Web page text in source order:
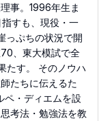
事。1996年生ま
すも、現役・一
っぷちの状況で開
、東大模試で全
たす。 そのノウハ
たちに伝えるた
ペ・ディエムを設
考法・勉強法を教